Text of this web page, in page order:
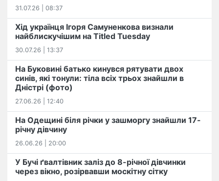
31.07.26 | 08:37
Хід українця Ігоря Самуненкова визнали
найблискучішим на Titled Tuesday
30.07.26 | 13:37
На Буковині батько кинувся рятувати двох
синів, які тонули: тіла всіх трьох знайшли в
Дністрі (фото)
27.06.26 | 12:40
На Одещині біля річки у зашморгу знайшли 17-
річну дівчину
26.06.26 | 20:00
У Бучі ґвалтівник заліз до 8-річної дівчинки
через вікно, розірвавши москітну сітку